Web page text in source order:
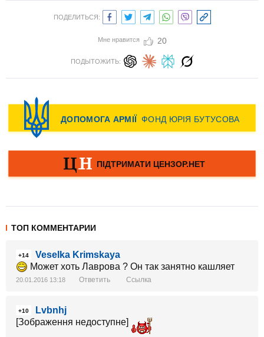
ПОДЕЛИТЬСЯ:
Мне нравится 20
ПОДЫТОЖИТЬ:
ТОП КОММЕНТАРИИ
+14
Veselka Krimskaya
Может хоть Лаврова ? Он так занятно кашляет
20.01.2016 13:18 Ответить Ссылка
+10
Lvbnhj
[Зображення недоступне]